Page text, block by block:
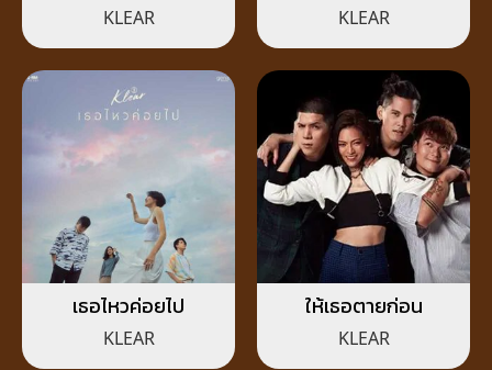
KLEAR KLEAR
เธอไหวค่อยไป
KLEAR
ให้เธอตายก่อน
KLEAR